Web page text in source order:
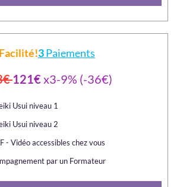
Facilité!3Paiements
121€x3-9% (-36€)
Usui niveau 1
Usui niveau 2
- Vidéo accessibles chez vous
par un Formateur